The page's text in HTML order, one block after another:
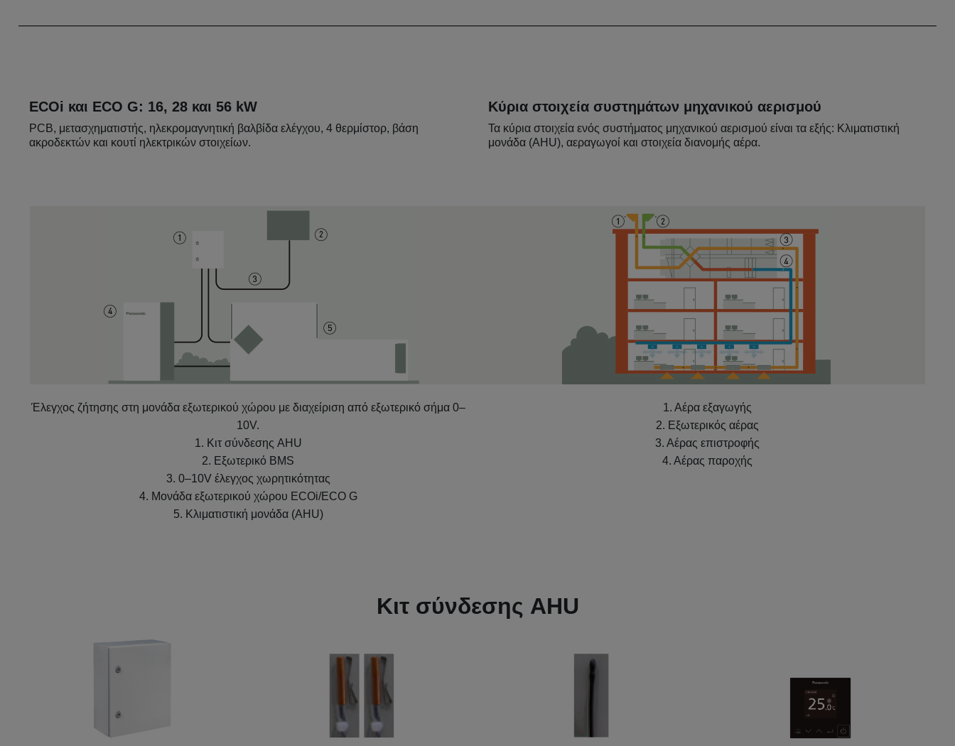
ECOi και ECO G: 16, 28 και 56 kW
PCB, μετασχηματιστής, ηλεκρομαγνητική βαλβίδα ελέγχου, 4 θερμίστορ, βάση
ακροδεκτών και κουτί ηλεκτρικών στοιχείων.
Κύρια στοιχεία συστημάτων μηχανικού αερισμού
Τα κύρια στοιχεία ενός συστήματος μηχανικού αερισμού είναι τα εξής: Κλιματιστική
μονάδα (AHU), αεραγωγοί και στοιχεία διανομής αέρα.
Έλεγχος ζήτησης στη μονάδα εξωτερικού χώρου με διαχείριση από εξωτερικό σήμα 0–
10V.
1. Κιτ σύνδεσης AHU
2. Εξωτερικό BMS
3. 0–10V έλεγχος χωρητικότητας
4. Μονάδα εξωτερικού χώρου ECOi/ECO G
5. Κλιματιστική μονάδα (AHU)
1. Αέρα εξαγωγής
2. Εξωτερικός αέρας
3. Αέρας επιστροφής
4. Αέρας παροχής
Κιτ σύνδεσης AHU